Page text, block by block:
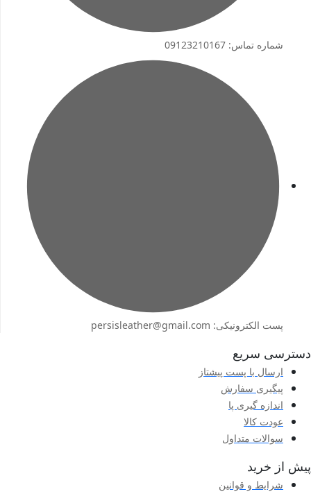
شماره تماس: 09123210167
پست الکترونیکی: persisleather@gmail.com
دسترسی سریع
ارسال با پست پیشتاز
پیگیری سفارش
اندازه گیری پا
عودت کالا
سوالات متداول
پیش از خرید
شرایط و قوانین